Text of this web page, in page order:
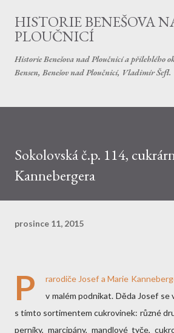
Přeskočit na hlavní
HISTORIE BENEŠOVA
PLOUČNICÍ
Historie Benešova nad Ploučnicí a přilehlého
Bensen, Benešov nad Ploučnicí, Vladimír Šefl.
Sokolovská č.p. 114,
Kannebergera
prosince 11, 2015
P
rarodiče Josef a Marie
v malém podnikat. Děda Josef se
s tímto sortimentem cukrovinek: různé
perníky, marcipány, mandlové tyče,